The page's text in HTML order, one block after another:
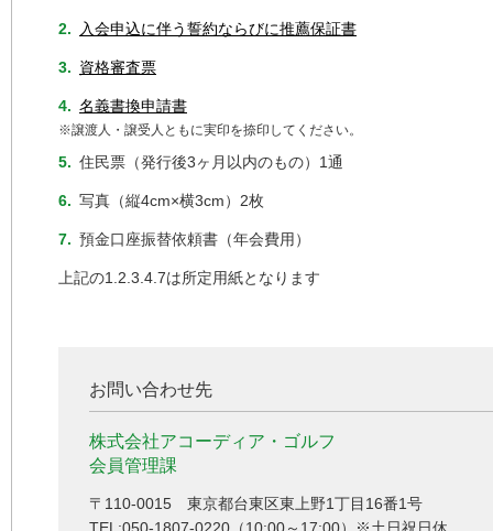
2. 入会申込に伴う誓約ならびに推薦保証書
3. 資格審査票
4. 名義書換申請書
※譲渡人・譲受人ともに実印を捺印してください。
5. 住民票（発行後3ヶ月以内のもの）1通
6. 写真（縦4cm×横3cm）2枚
7. 預金口座振替依頼書（年会費用）
上記の1.2.3.4.7は所定用紙となります
お問い合わせ先
株式会社アコーディア・ゴルフ
会員管理課
〒110-0015 東京都台東区東上野1丁目16番1号